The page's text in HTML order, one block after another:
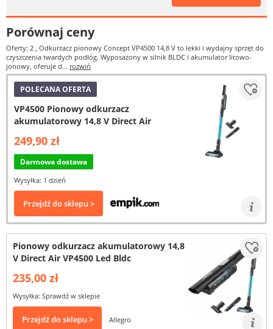
Porównaj ceny
Oferty: 2 , Odkurzacz pionowy Concept VP4500 14,8 V to lekki i wydajny sprzęt do
czyszczenia twardych podłóg. Wyposażony w silnik BLDC i akumulator litowo-
jonowy, oferuje d... rozwiń
POLECANA OFERTA
VP4500 Pionowy odkurzacz
akumulatorowy 14,8 V Direct Air
249,90 zł
Darmowa dostawa
Wysyłka: 1 dzień
Przejdź do sklepu >
Pionowy odkurzacz akumulatorowy 14,8
V Direct Air VP4500 Led Bldc
235,00 zł
Wysyłka: Sprawdź w sklepie
Przejdź do sklepu > Allegro